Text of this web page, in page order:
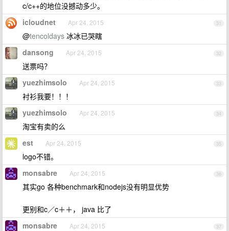
c/c++的地位没撼动多少。
31
icloudnet Apr 24, 2015
@tencoldays 冰冰已哭瞎
32
dansong Apr 24, 2015
送票吗？
33
yuezhimsolo Apr 24, 2015
衬衫我要！！！
34
yuezhimsolo Apr 24, 2015
淘宝有卖的么
35
est Apr 24, 2015
logo不错。
36
monsabre Apr 24, 2015
其实go 各种benchmark和nodejs没有明显优势
更别和c／c＋＋， java 比了
37
monsabre Apr 24, 2015